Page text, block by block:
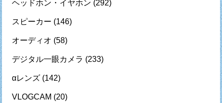
ヘッドホン・イヤホン (292)
スピーカー (146)
オーディオ (58)
デジタル一眼カメラ (233)
αレンズ (142)
VLOGCAM (20)